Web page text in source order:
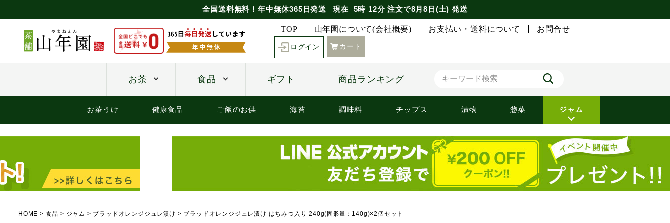
全国送料無料！年中無休365日発送 現在 5時 12分注文で8月8日(土) 発送
TOP 山年園について(会社概要) お支払い・送料について お問合せ
ログイン カート
お茶 食品 ギフト 商品ランキング
お茶うけ 健康食品 ご飯のお供 海苔 調味料 チップス 漬物 惣菜 ジャム
HOME 食品 ジャム ブラッドオレンジジュレ漬け ブラッドオレンジジュレ漬け はちみつ入り 240g(固形量：140g)×2個セット